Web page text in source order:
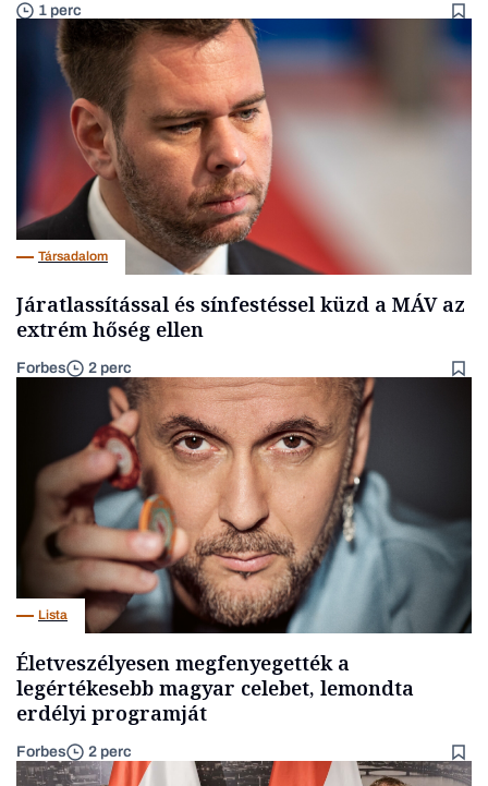
1 perc
Társadalom
Járatlassítással és sínfestéssel küzd a MÁV az
extrém hőség ellen
Forbes 2 perc
Lista
Életveszélyesen megfenyegették a
legértékesebb magyar celebet, lemondta
erdélyi programját
Forbes 2 perc